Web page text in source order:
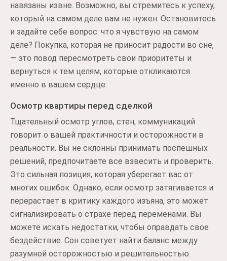
навязаны извне. Возможно, вы стремитесь к успеху,
который на самом деле вам не нужен. Остановитесь
и задайте себе вопрос: что я чувствую на самом
деле? Покупка, которая не приносит радости во сне,
— это повод пересмотреть свои приоритеты и
вернуться к тем целям, которые откликаются
именно в вашем сердце.
Осмотр квартиры перед сделкой
Тщательный осмотр углов, стен, коммуникаций
говорит о вашей практичности и осторожности в
реальности. Вы не склонны принимать поспешных
решений, предпочитаете все взвесить и проверить.
Это сильная позиция, которая уберегает вас от
многих ошибок. Однако, если осмотр затягивается и
перерастает в критику каждого изъяна, это может
сигнализировать о страхе перед переменами. Вы
можете искать недостатки, чтобы оправдать свое
бездействие. Сон советует найти баланс между
разумной осторожностью и решительностью.